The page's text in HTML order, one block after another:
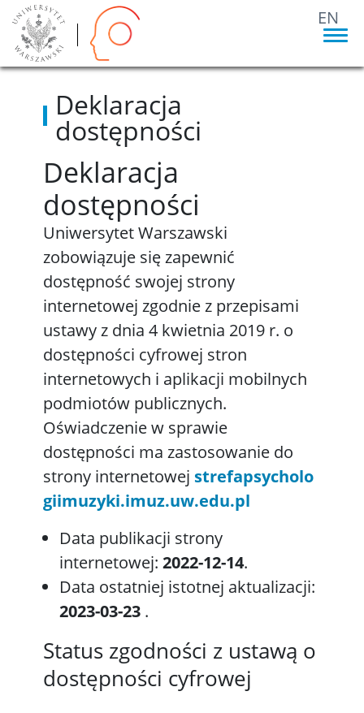
EN
Deklaracja
dostępności
Deklaracja
dostępności
Uniwersytet Warszawski
zobowiązuje się zapewnić
dostępność swojej strony
internetowej zgodnie z przepisami
ustawy z dnia 4 kwietnia 2019 r. o
dostępności cyfrowej stron
internetowych i aplikacji mobilnych
podmiotów publicznych.
Oświadczenie w sprawie
dostępności ma zastosowanie do
strony internetowej strefapsycholo
giimuzyki.imuz.uw.edu.pl
Data publikacji strony
internetowej: 2022-12-14.
Data ostatniej istotnej aktualizacji:
2023-03-23 .
Status zgodności z ustawą o
dostępności cyfrowej